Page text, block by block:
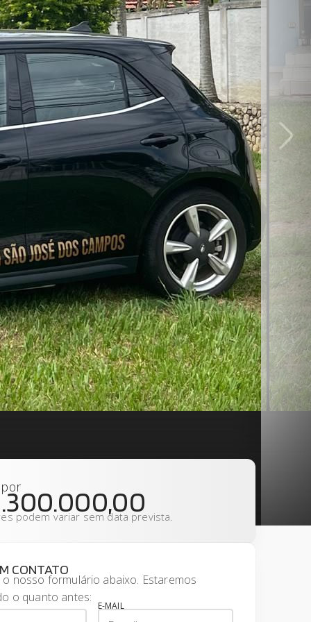
por
podem variar sem data prevista.
CONTATO
o nosso formulário abaixo. Estaremos
o quanto antes:
E-MAIL